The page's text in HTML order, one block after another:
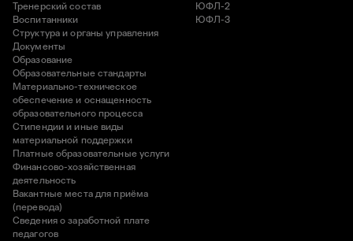
Тренерский состав
Воспитанники
Структура и органы управления
Документы
Образование
Образовательные стандарты
Материально-техническое
обеспечение и оснащенность
образовательного процесса
Стипендии и иные виды
материальной поддержки
Платные образовательные услуги
Финансово-хозяйственная
деятельность
Вакантные места для приёма
(перевода)
Сведения о заработной плате
педагогов
ЮФЛ-2
ЮФЛ-3